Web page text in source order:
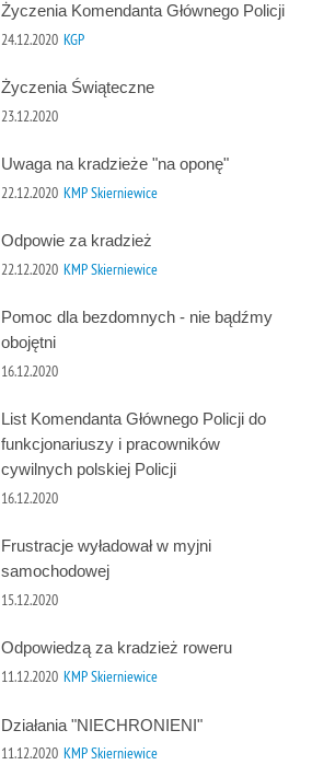
Życzenia Komendanta Głównego Policji
24.12.2020 KGP
Życzenia Świąteczne
23.12.2020
Uwaga na kradzieże "na oponę"
22.12.2020 KMP Skierniewice
Odpowie za kradzież
22.12.2020 KMP Skierniewice
Pomoc dla bezdomnych - nie bądźmy
obojętni
16.12.2020
List Komendanta Głównego Policji do
funkcjonariuszy i pracowników
cywilnych polskiej Policji
16.12.2020
Frustracje wyładował w myjni
samochodowej
15.12.2020
Odpowiedzą za kradzież roweru
11.12.2020 KMP Skierniewice
Działania "NIECHRONIENI"
11.12.2020 KMP Skierniewice